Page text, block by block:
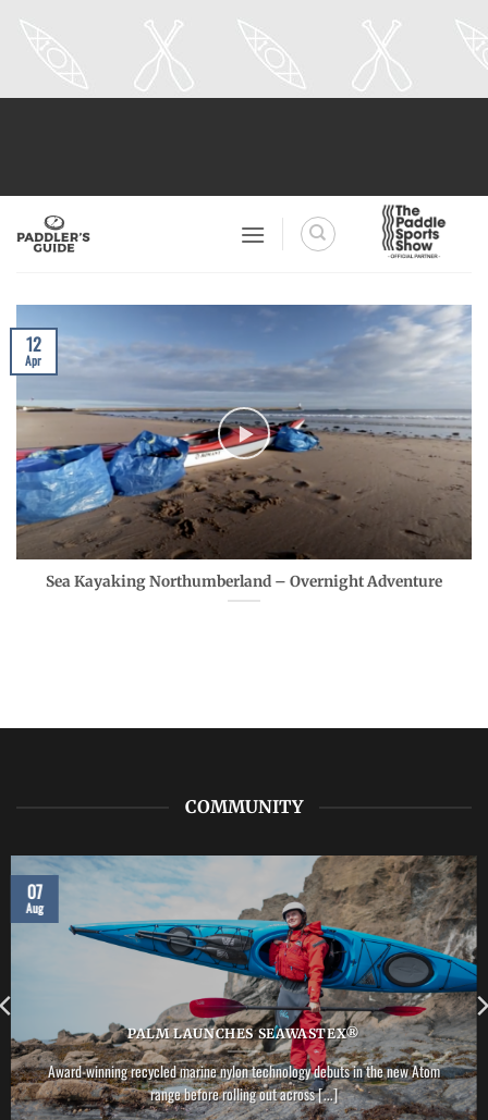
Sea Kayaking Northumberland – Overnight Adventure
12
Apr
COMMUNITY
PALM LAUNCHES SEAWASTEX®
Award-winning recycled marine nylon technology debuts in the new Atom
range before rolling out across [...]
07
Aug